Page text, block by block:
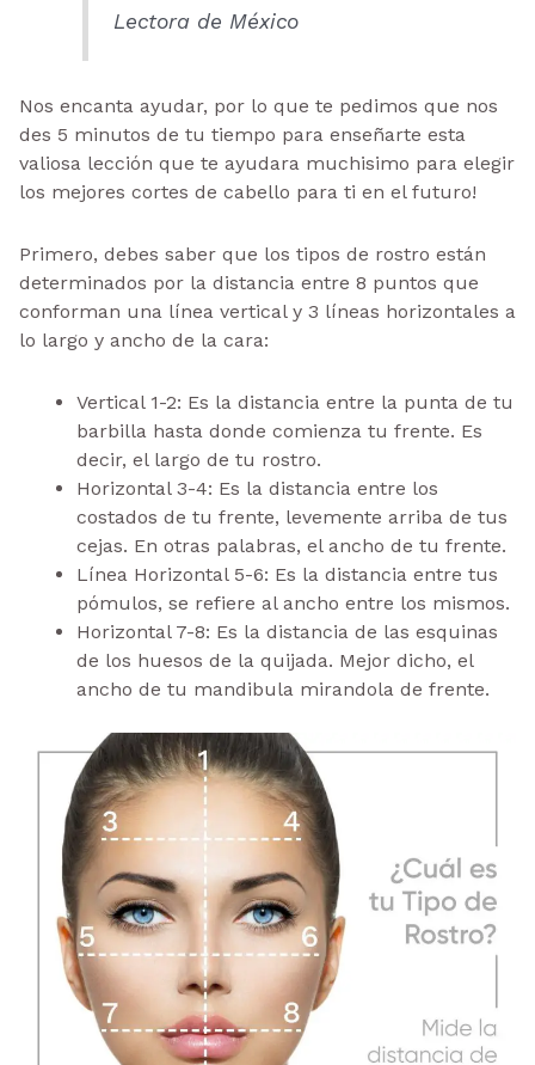
Lectora de México
Nos encanta ayudar, por lo que te pedimos que nos
des 5 minutos de tu tiempo para enseñarte esta
valiosa lección que te ayudara muchisimo para elegir
los mejores cortes de cabello para ti en el futuro!
Primero, debes saber que los tipos de rostro están
determinados por la distancia entre 8 puntos que
conforman una línea vertical y 3 líneas horizontales a
lo largo y ancho de la cara:
Vertical 1-2: Es la distancia entre la punta de tu
barbilla hasta donde comienza tu frente. Es
decir, el largo de tu rostro.
Horizontal 3-4: Es la distancia entre los
costados de tu frente, levemente arriba de tus
cejas. En otras palabras, el ancho de tu frente.
Línea Horizontal 5-6: Es la distancia entre tus
pómulos, se refiere al ancho entre los mismos.
Horizontal 7-8: Es la distancia de las esquinas
de los huesos de la quijada. Mejor dicho, el
ancho de tu mandibula mirandola de frente.